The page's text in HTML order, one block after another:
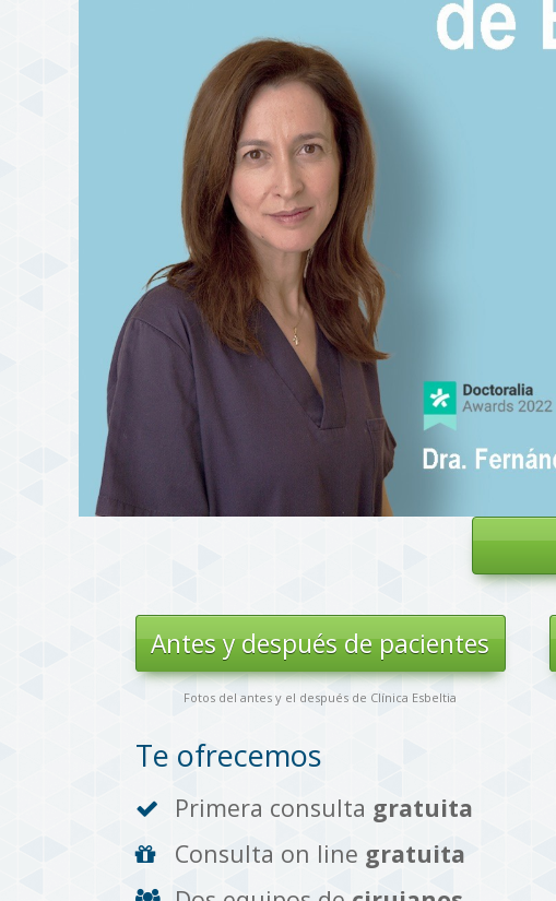
Antes y después de pacientes
Fotos del antes y el después de Clínica Esbeltia
Te ofrecemos
Primera consulta gratuita
Consulta on line gratuita